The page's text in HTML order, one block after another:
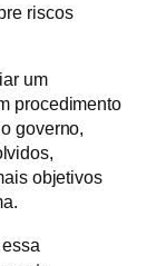
riscos
um
procedimento
governo,
objetivos